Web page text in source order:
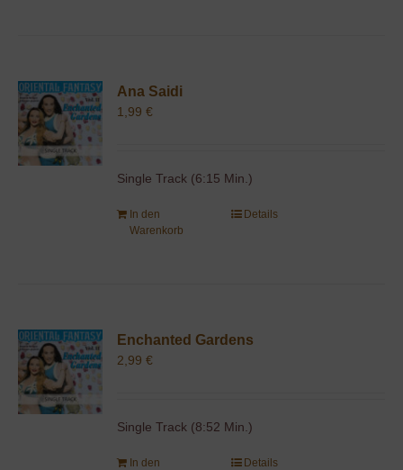
Ana Saidi
1,99€
Single Track (6:15 Min.)
In den
Warenkorb
Details
Enchanted Gardens
2,99€
Single Track (8:52 Min.)
In den
Details